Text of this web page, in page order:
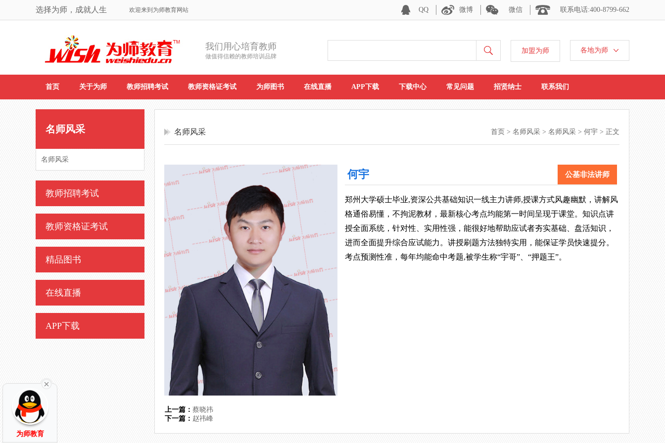
选择为师，成就人生 欢迎来到为师教育网站 联系电话:400-8799-662
微信
微博
QQ
加盟为师 各地为师
我们用心培育教师
做值得信赖的教师培训品牌
首页 关于为师 教师招聘考试 教师资格证考试 为师图书 在线直播 APP下载 下载中心 常见问题 招贤纳士 联系我们
名师风采
名师风采
教师招聘考试
教师资格证考试
精品图书
在线直播
APP下载
名师风采 首页 > 名师风采 > 名师风采 > 何宇 > 正文
何宇 公基非法讲师
郑州大学硕士毕业,资深公共基础知识一线主力讲师,授课方式风趣幽默，讲解风
格通俗易懂，不拘泥教材，最新核心考点均能第一时间呈现于课堂。知识点讲
授全面系统，针对性、实用性强，能很好地帮助应试者夯实基础、盘活知识，
进而全面提升综合应试能力。讲授刷题方法独特实用，能保证学员快速提分。
考点预测性准，每年均能命中考题,被学生称“宇哥”、“押题王”。
上一篇： 蔡晓祎
下一篇： 赵祎峰
为师教育